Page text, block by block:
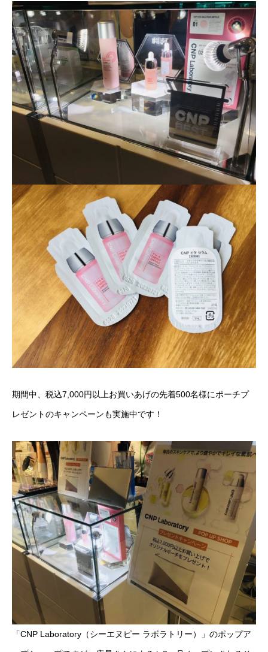
期間中、税込7,000円以上お買いあげの先着500名様にポーチプ
レゼントのキャンペーンも実施中です！
「CNP Laboratory（シーエヌピー ラボラトリー）」のポップア